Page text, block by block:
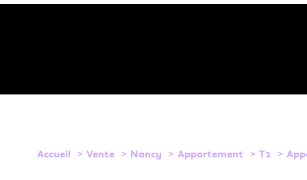
Accueil Vente Nancy Appartement T2